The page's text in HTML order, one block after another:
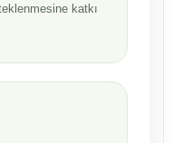
katkı